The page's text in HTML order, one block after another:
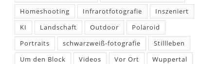
Homeshooting
Infrarotfotografie
Inszeniert
KI
Landschaft Outdoor
Polaroid
Portraits
schwarzweiß-fotografie
Stillleben
Um den Block
Videos Vor Ort Wuppertal